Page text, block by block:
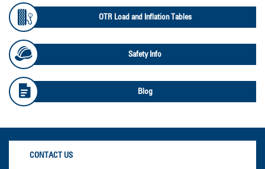
OTR Load and Inflation Tables
Safety Info
Blog
CONTACT US